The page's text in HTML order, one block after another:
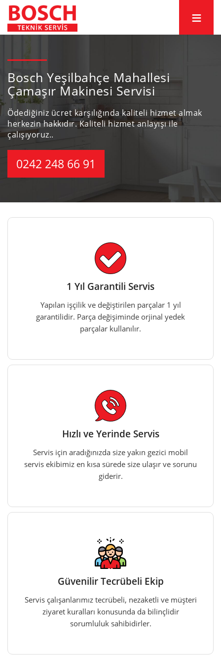
Bosch Yeşilbahçe Mahallesi
Çamaşır Makinesi Servisi
Ödediğiniz ücret karşılığında kaliteli hizmet almak
herkezin hakkıdır.Kaliteli hizmet anlayışı ile
çalışıyoruz..
0242 248 66 91
1 Yıl Garantili Servis
Yapılan işçilik ve değiştirilen parçalar 1 yıl
garantilidir. Parça değişiminde orjinal yedek
parçalar kullanılır.
Hızlı ve Yerinde Servis
Servis için aradığınızda size yakın gezici mobil
servis ekibimiz en kısa sürede size ulaşır ve sorunu
giderir.
Güvenilir Tecrübeli Ekip
Servis çalışanlarımız tecrübeli, nezaketli ve müşteri
ziyaret kuralları konusunda da bilinçlidir
sorumluluk sahibidirler.